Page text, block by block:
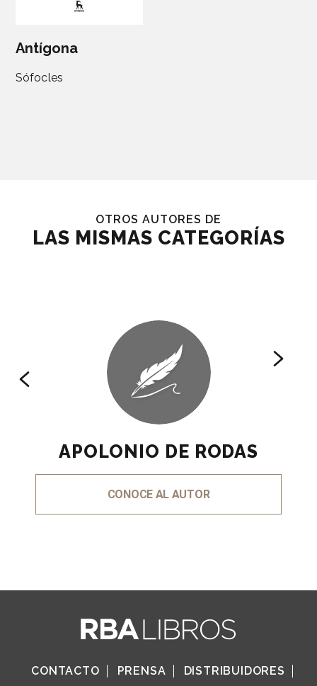
Antígona
Sófocles
OTROS AUTORES DE
LAS MISMAS CATEGORÍAS
APOLONIO DE RODAS
CONOCE AL AUTOR
CONTACTO PRENSA
DISTRIBUIDORES